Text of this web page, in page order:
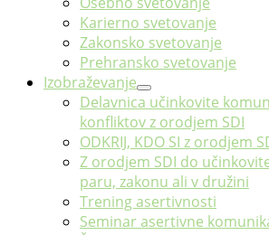
Karierno svetovanje
Zakonsko svetovanje
Prehransko svetovanje
Izobraževanje
Delavnica učinkovite
konfliktov z orodjem SDI
ODKRIJ, KDO SI z orodjem
Z orodjem SDI do
paru, zakonu ali v družini
Trening asertivnosti
Seminar asertivne